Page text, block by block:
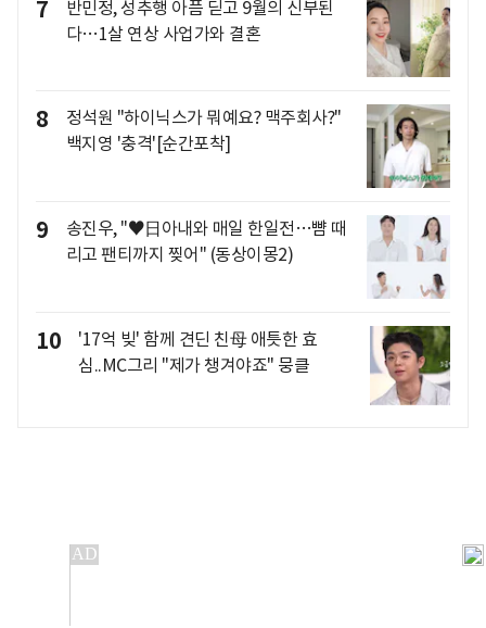
7
반민정, 성추행 아픔 딛고 9월의 신부된
다…1살 연상 사업가와 결혼
8
정석원 "하이닉스가 뭐예요? 맥주회사?"
백지영 '충격'[순간포착]
9
송진우, "♥日아내와 매일 한일전…뺨 때
리고 팬티까지 찢어" (동상이몽2)
10
'17억 빚' 함께 견딘 친母 애틋한 효
심..MC그리 "제가 챙겨야죠" 뭉클